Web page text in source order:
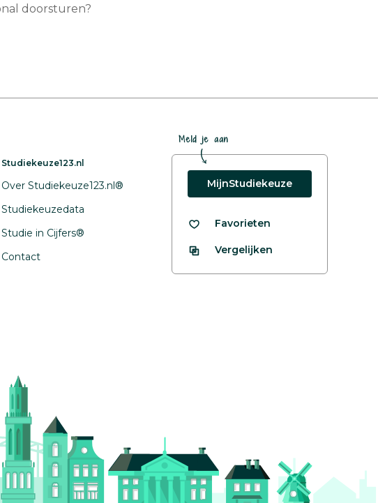
doorsturen?
Studiekeuze123.nl
Over Studiekeuze123.nl®
Studiekeuzedata
Studie in Cijfers®
Contact
Meld je aan
MijnStudiekeuze
Favorieten
Vergelijken